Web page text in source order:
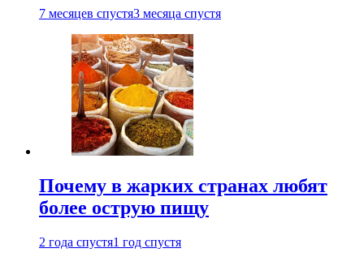
7 месяцев спустя3 месяца спустя
Почему в жарких странах любят
более острую пищу
2 года спустя1 год спустя